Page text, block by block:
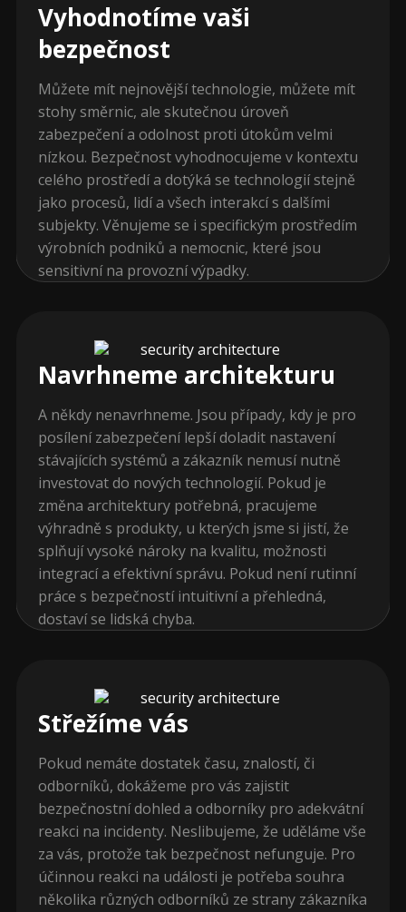
Vyhodnotíme vaši
bezpečnost
Můžete mít nejnovější technologie, můžete mít
stohy směrnic, ale skutečnou úroveň
zabezpečení a odolnost proti útokům velmi
nízkou. Bezpečnost vyhodnocujeme v kontextu
celého prostředí a dotýká se technologií stejně
jako procesů, lidí a všech interakcí s dalšími
subjekty. Věnujeme se i specifickým prostředím
výrobních podniků a nemocnic, které jsou
sensitivní na provozní výpadky.
Navrhneme architekturu
A někdy nenavrhneme. Jsou případy, kdy je pro
posílení zabezpečení lepší doladit nastavení
stávajících systémů a zákazník nemusí nutně
investovat do nových technologií. Pokud je
změna architektury potřebná, pracujeme
výhradně s produkty, u kterých jsme si jistí, že
splňují vysoké nároky na kvalitu, možnosti
integrací a efektivní správu. Pokud není rutinní
práce s bezpečností intuitivní a přehledná,
dostaví se lidská chyba.
Střežíme vás
Pokud nemáte dostatek času, znalostí, či
odborníků, dokážeme pro vás zajistit
bezpečnostní dohled a odborníky pro adekvátní
reakci na incidenty. Neslibujeme, že uděláme vše
za vás, protože tak bezpečnost nefunguje. Pro
účinnou reakci na události je potřeba souhra
několika různých odborníků ze strany zákazníka